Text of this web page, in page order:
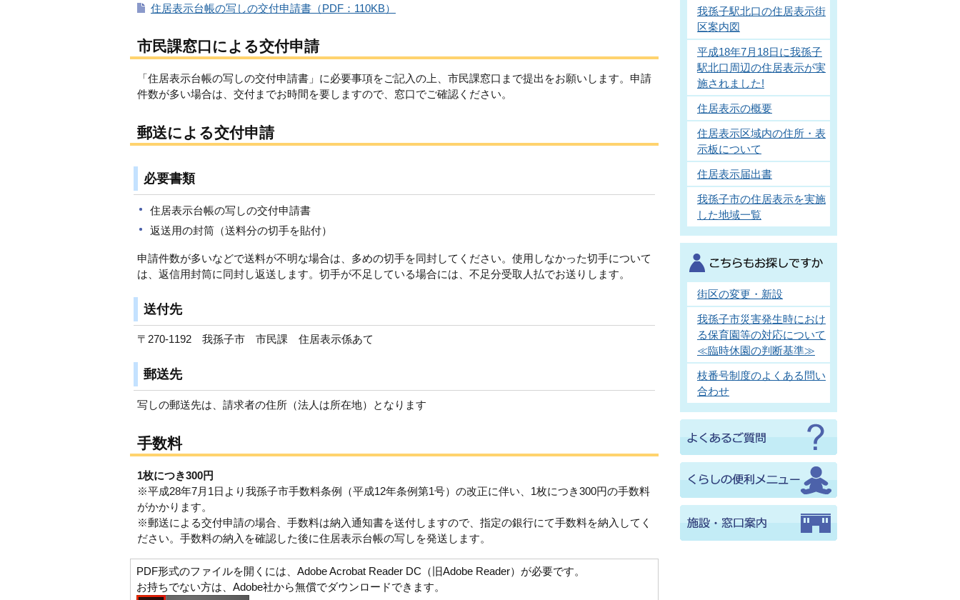
住居表示台帳の写しの交付申請書（PDF：110KB）
市民課窓口による交付申請
「住居表示台帳の写しの交付申請書」に必要事項をご記入の上、市民課窓口まで提出をお願いします。申請
件数が多い場合は、交付までお時間を要しますので、窓口でご確認ください。
郵送による交付申請
必要書類
住居表示台帳の写しの交付申請書
返送用の封筒（送料分の切手を貼付）
申請件数が多いなどで送料が不明な場合は、多めの切手を同封してください。使用しなかった切手について
は、返信用封筒に同封し返送します。切手が不足している場合には、不足分受取人払でお送りします。
送付先
〒270-1192 我孫子市 市民課 住居表示係あて
郵送先
写しの郵送先は、請求者の住所（法人は所在地）となります
手数料
1枚につき300円
※平成28年7月1日より我孫子市手数料条例（平成12年条例第1号）の改正に伴い、1枚につき300円の手数料
がかかります。
※郵送による交付申請の場合、手数料は納入通知書を送付しますので、指定の銀行にて手数料を納入してく
ださい。手数料の納入を確認した後に住居表示台帳の写しを発送します。
PDF形式のファイルを開くには、Adobe Acrobat Reader DC（旧Adobe Reader）が必要です。
お持ちでない方は、Adobe社から無償でダウンロードできます。
我孫子駅北口の住居表示街
区案内図
平成18年7月18日に我孫子
駅北口周辺の住居表示が実
施されました!
住居表示の概要
住居表示区域内の住所・表
示板について
住居表示届出書
我孫子市の住居表示を実施
した地域一覧
街区の変更・新設
我孫子市災害発生時におけ
る保育園等の対応について
≪臨時休園の判断基準≫
枝番号制度のよくある問い
合わせ